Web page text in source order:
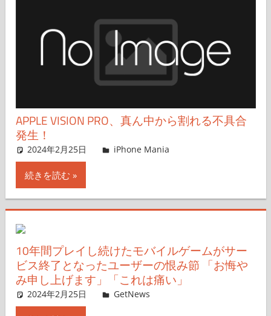
APPLE VISION PRO、真ん中から割れる不具合
発生！
2024年2月25日 lexi
iPhone Mania
続きを読む
10年間プレイし続けたモバイルゲームがサー
ビス終了となったユーザーの恨み節 「お悔や
み申し上げます」「これは痛い」
2024年2月25日 GetNews